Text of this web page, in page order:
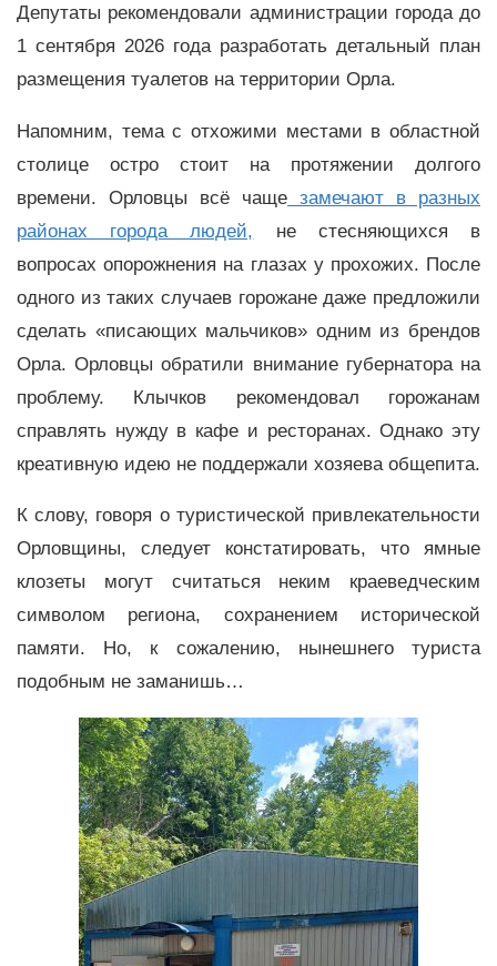
Депутаты рекомендовали администрации города до
1 сентября 2026 года разработать детальный план
размещения туалетов на территории Орла.
Напомним, тема с отхожими местами в областной
столице остро стоит на протяжении долгого
времени. Орловцы всё чаще замечают в разных
районах города людей, не стесняющихся в
вопросах опорожнения на глазах у прохожих. После
одного из таких случаев горожане даже предложили
сделать «писающих мальчиков» одним из брендов
Орла. Орловцы обратили внимание губернатора на
проблему. Клычков рекомендовал горожанам
справлять нужду в кафе и ресторанах. Однако эту
креативную идею не поддержали хозяева общепита.
К слову, говоря о туристической привлекательности
Орловщины, следует констатировать, что ямные
клозеты могут считаться неким краеведческим
символом региона, сохранением исторической
памяти. Но, к сожалению, нынешнего туриста
подобным не заманишь…